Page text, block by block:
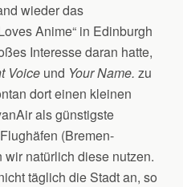
wieder das
Anime“ in Edinburgh
Interesse daran hatte,
Voice und Your Name. zu
dort einen kleinen
als günstigste
(Bremen-
natürlich diese nutzen.
täglich die Stadt an, so